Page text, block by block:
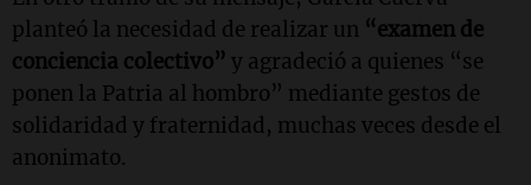
planteó la necesidad de realizar un “examen de
conciencia colectivo” y agradeció a quienes “se
ponen la Patria al hombro” mediante gestos de
solidaridad y fraternidad, muchas veces desde el
anonimato.